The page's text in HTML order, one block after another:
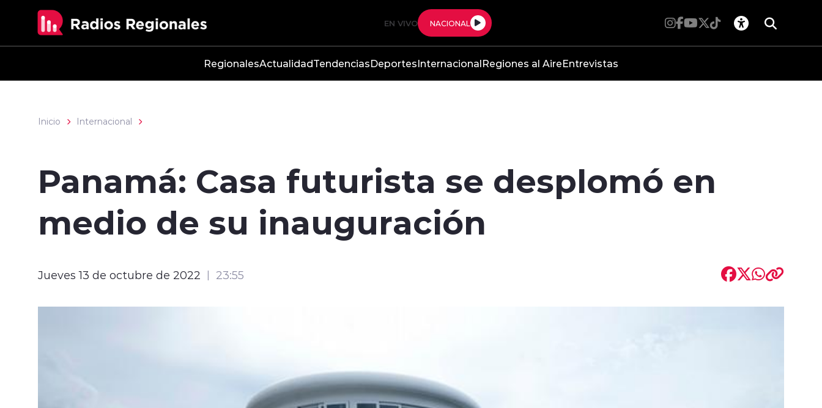
EN VIVO NACIONAL
RegionalesActualidadTendenciasDeportesInternacionalRegiones al AireEntrevistas
Inicio Internacional
Panamá: Casa futurista se desplomó en
medio de su inauguración
Jueves 13 de octubre de 2022 23:55